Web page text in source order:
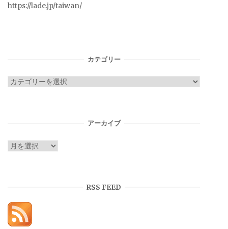
https://lade.jp/taiwan/
カテゴリー
カ
アーカイブ
ア
RSS FEED